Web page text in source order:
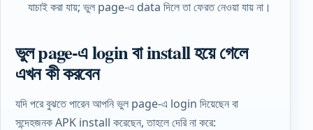
যাচাই করা যায়; ভুল page-এ data দিলে তা ফেরত নেওয়া যায় না।
ভুল page-এ login বা install হয়ে গেলে
এখন কী করবেন
যদি পরে বুঝতে পারেন আপনি ভুল page-এ login দিয়েছেন বা
সন্দেহজনক APK install করেছেন, তাহলে দেরি না করে: